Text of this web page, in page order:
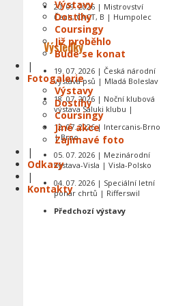
Výstavy
Dostihy
Coursingy
Již proběhlo
Bude se konat
|
Fotogalerie
Výstavy
Dostihy
Coursingy
Jiné akce
Zajímavé foto
|
Odkazy
|
Kontakty
20. 09. 2026 | Mistrovství
Čech, CACT, B | Humpolec
Výsledky
19. 07. 2026 | Česká národní
výstava psů | Mladá Boleslav
18. 07. 2026 | Noční klubová
výstava Saluki klubu |
12. 07. 2026 | Intercanis-Brno
| Brno
05. 07. 2026 | Mezinárodní
výstava-Visla | Visla-Polsko
04. 07. 2026 | Speciální letní
pohár chrtů | Rifferswil
Předchozí výstavy